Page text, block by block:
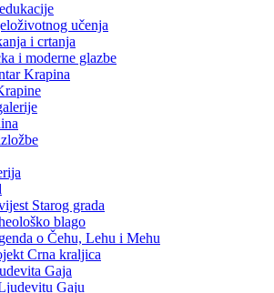
učenja
i crtanja
i moderne glazbe
Krapina
Starog grada
blago
o Čehu, Lehu i Mehu
Crna kraljica
Gaja
Gaju